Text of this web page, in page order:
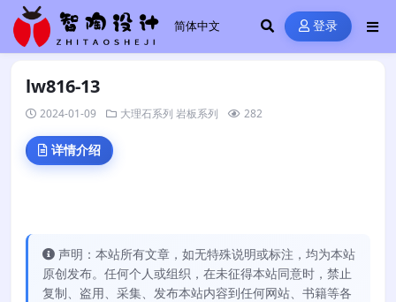
登录
lw816-13
2024-01-09 大理石系列 岩板系列 282
详情介绍
声明：本站所有文章，如无特殊说明或标注，均为本站
原创发布。任何个人或组织，在未征得本站同意时，禁止
复制、盗用、采集、发布本站内容到任何网站、书籍等各